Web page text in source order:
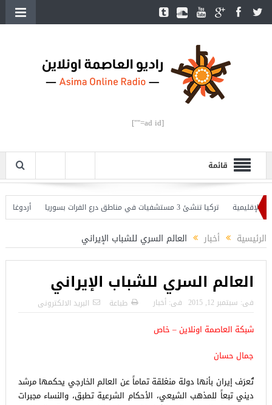
[ad id=""]
قائمة
تركيا تنشئ 3 مستشفيات في مناطق درع الفرات بسوريا
أردوغان
الرئيسية أخبار العالم السري للشباب الإيراني
العالم السري للشباب الإيراني
فى: سبتمبر 12, 2015 فى: أخبار طباعة البريد الالكترونى
شبكة العاصمة اونلاين – خاص
جمال حسان
تُعرَف إيران بأنها دولة منغلقة تماماً عن العالم الخارجي يحكمها مرشد
ديني تبعاً للمذهب الشيعي، الأحكام الشرعية تطبق، والنساء مجبرات